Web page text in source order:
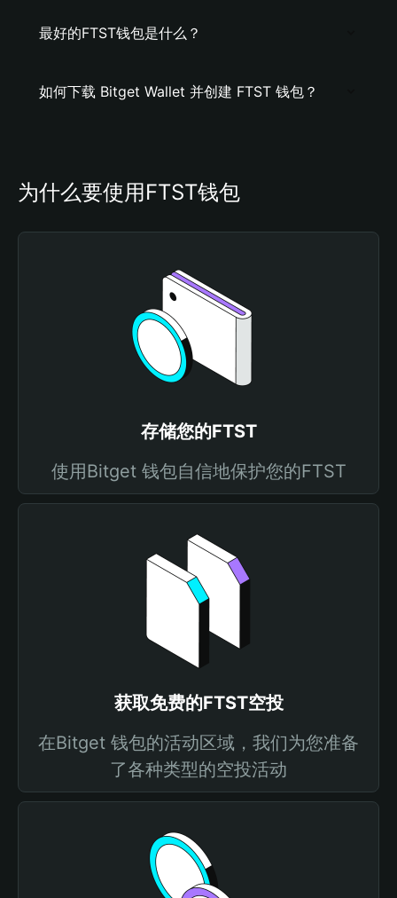
最好的FTST钱包是什么？
如何下载 Bitget Wallet 并创建 FTST 钱包？
为什么要使用FTST钱包
存储您的FTST
使用Bitget 钱包自信地保护您的FTST
获取免费的FTST空投
在Bitget 钱包的活动区域，我们为您准备
了各种类型的空投活动